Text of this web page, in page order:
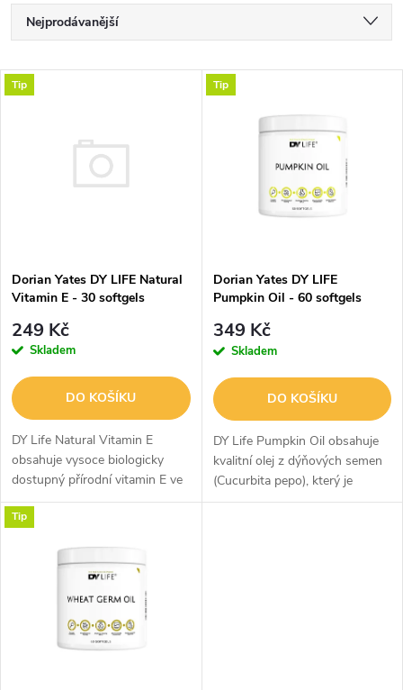
Ř
a
p
r
o
d
u
k
Nejprodávanější
Nejdražší
V
s
p
r
o
d
u
k
Tip
Dorian Yates DY LIFE Natural
Vitamin E - 30 softgels
249 Kč
Skladem
DO KOŠÍKU
DY Life Natural Vitamin E
obsahuje vysoce biologicky
dostupný přírodní vitamin E ve
formě D-alfa-tokoferolu, který
představuje nejúčinnější a
vitaminu...
Tip
Dorian Yates DY LIFE
Pumpkin Oil - 60 softgels
349 Kč
Skladem
DO KOŠÍKU
DY Life Pumpkin Oil obsahuje
kvalitní olej z dýňových semen
(Cucurbita pepo), který je
přirozeným zdrojem
Tip